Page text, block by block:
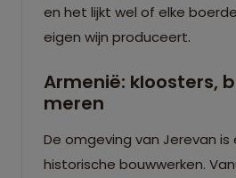
en het lijkt wel of elke
eigen wijn produceert.
Armenië: kloosters,
meren
De omgeving van Jerevan
historische bouwwerken.